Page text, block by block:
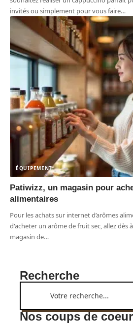
invités ou simplement pour vous faire…
ÉQUIPEMENT
Patiwizz, un magasin pour
alimentaires
Pour les achats sur internet d’arômes
d'acheter un arôme de fruit sec, allez dès
magasin de…
Recherche
Nos coups de coeur